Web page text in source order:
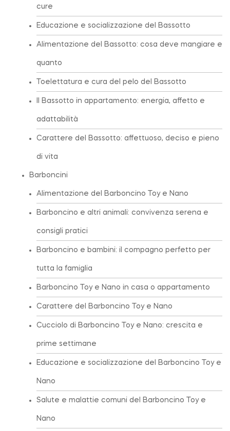
cure
Educazione e socializzazione del Bassotto
Alimentazione del Bassotto: cosa deve mangiare e
quanto
Toelettatura e cura del pelo del Bassotto
Il Bassotto in appartamento: energia, affetto e
adattabilità
Carattere del Bassotto: affettuoso, deciso e pieno
di vita
Barboncini
Alimentazione del Barboncino Toy e Nano
Barboncino e altri animali: convivenza serena e
consigli pratici
Barboncino e bambini: il compagno perfetto per
tutta la famiglia
Barboncino Toy e Nano in casa o appartamento
Carattere del Barboncino Toy e Nano
Cucciolo di Barboncino Toy e Nano: crescita e
prime settimane
Educazione e socializzazione del Barboncino Toy e
Nano
Salute e malattie comuni del Barboncino Toy e
Nano